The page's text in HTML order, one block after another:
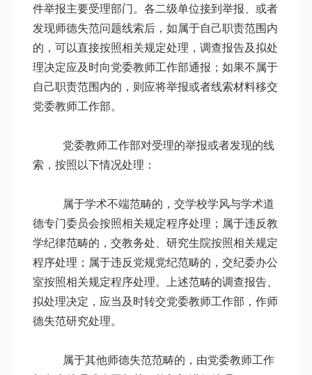
件举报主要受理部门。各二级单位接到举报、或者
发现师德失范问题线索后，如属于自己职责范围内
的，可以直接按照相关规定处理，调查报告及拟处
理决定应及时向党委教师工作部通报；如果不属于
自己职责范围内的，则应将举报或者线索材料移交
党委教师工作部。
党委教师工作部对受理的举报或者发现的线
索，按照以下情况处理：
属于学术不端范畴的，交学校学风与学术道
德专门委员会按照相关规定程序处理；属于违反教
学纪律范畴的，交教务处、研究生院按照相关规定
程序处理；属于违反党规党纪范畴的，交纪委办公
室按照相关规定程序处理。上述范畴的调查报告、
拟处理决定，应当及时转交党委教师工作部，作师
德失范研究处理。
属于其他师德失范范畴的，由党委教师工作